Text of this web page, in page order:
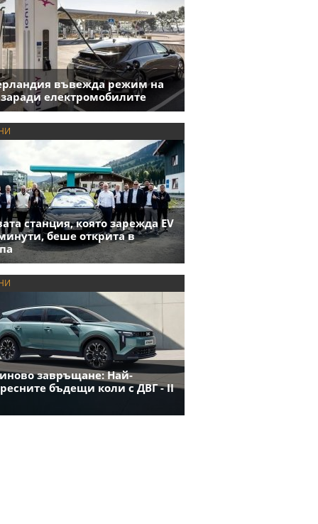
въвежда режим на
заради електромобилите
станция, която зарежда EV
беше открита в
завръщане: Най-
бъдещи коли с ДВГ - II